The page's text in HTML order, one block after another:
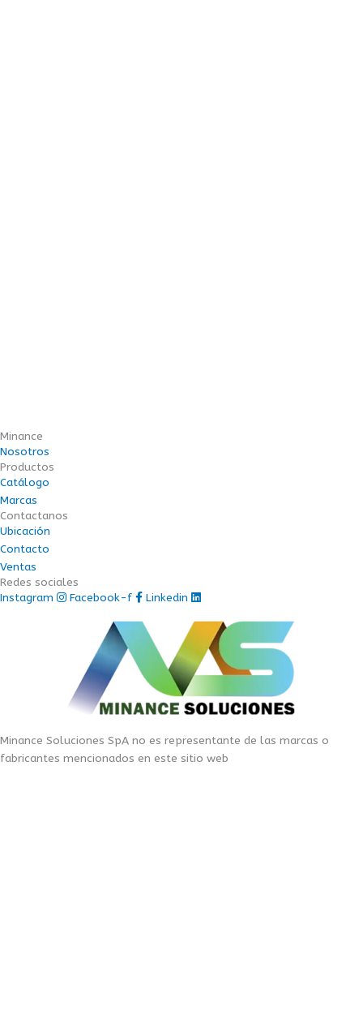
Minance
Nosotros
Productos
Catálogo
Marcas
Contactanos
Ubicación
Contacto
Ventas
Redes sociales
Instagram
Facebook-f Linkedin
Minance Soluciones SpA no es representante de las marcas o
fabricantes mencionados en este sitio web